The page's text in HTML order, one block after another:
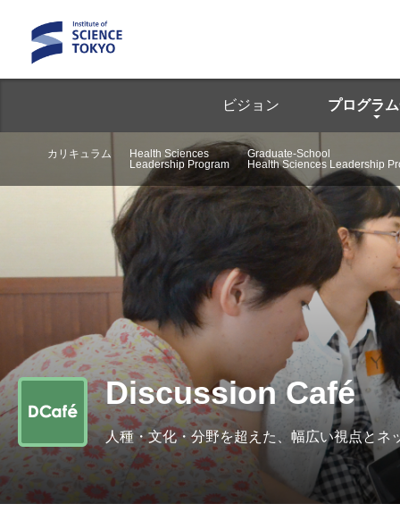
ビジョン プログラ
カリキュラム
Health Sciences
Leadership Program
Graduate-School
Health Sciences Leadership
Discussion Café
人種・文化・分野を超えた、幅広い視点とネ